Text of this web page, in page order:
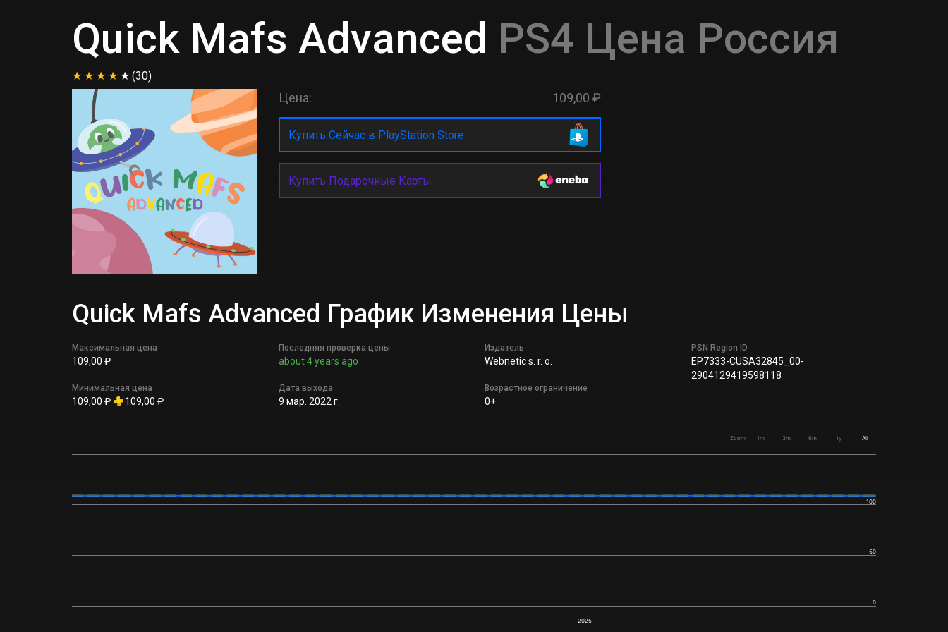
Quick Mafs Advanced PS4 Цена Россия
(30)
Цена: 109,00 ₽
Купить Сейчас в PlayStation Store
Купить Подарочные Карты
Quick Mafs Advanced График Изменения Цены
Максимальная цена
109,00 ₽
Минимальная цена
109,00 ₽ 109,00 ₽
Последняя проверка цены
about 4 years ago
Дата выхода
9 мар. 2022 г.
Издатель
Webnetic s. r. o.
Возрастное ограничение
0+
PSN Region ID
EP7333-CUSA32845_00-
2904129419598118
Zoom 1m 3m 6m 1y All
2025
0
50
100